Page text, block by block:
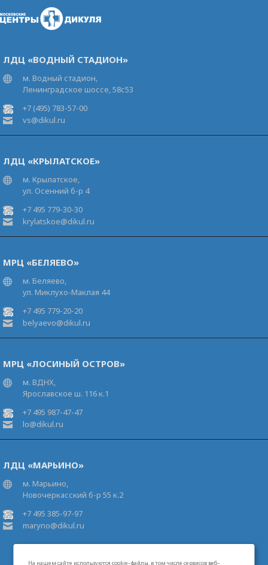
На нашем сайте используются cookie–файлы, в том числе сервисов веб–
ЛДЦ «ВОДНЫЙ СТАДИОН»
м. Водный стадион,
Ленинградское шоссе, 58с53
+7 (495) 783-57-00
vs@dikul.ru
ЛДЦ «КРЫЛАТСКОЕ»
м. Крылатское,
ул. Осенний б-р 4
+7 495 779-30-30
krylatskoe@dikul.ru
МРЦ «БЕЛЯЕВО»
м. Беляево,
ул. Миклухо-Маклая 44
+7 495 779-20-20
belyaevo@dikul.ru
МРЦ «ЛОСИНЫЙ ОСТРОВ»
м. ВДНХ,
Ярославское ш. 116 к.1
+7 495 987-47-47
lo@dikul.ru
ЛДЦ «МАРЬИНО»
м. Марьино,
Новочеркасский б-р 55 к.2
+7 495 385-97-97
maryno@dikul.ru